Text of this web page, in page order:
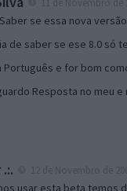
se essa nova
de saber se ese 8.0 só
Português e for bom
Resposta no meu e
usar esta beta temos